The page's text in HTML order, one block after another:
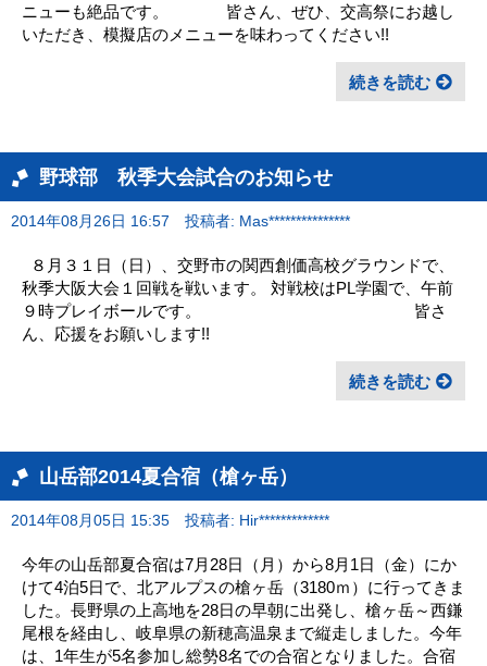
ニューも絶品です。 皆さん、ぜひ、交高祭にお越し
いただき、模擬店のメニューを味わってください!!
続きを読む
野球部 秋季大会試合のお知らせ
2014年08月26日 16:57 投稿者: Mas***************
８月３１日（日）、交野市の関西創価高校グラウンドで、
秋季大阪大会１回戦を戦います。 対戦校はPL学園で、午前
９時プレイボールです。 皆さ
ん、応援をお願いします!!
続きを読む
山岳部2014夏合宿（槍ヶ岳）
2014年08月05日 15:35 投稿者: Hir*************
今年の山岳部夏合宿は7月28日（月）から8月1日（金）にか
けて4泊5日で、北アルプスの槍ヶ岳（3180ｍ）に行ってきま
した。長野県の上高地を28日の早朝に出発し、槍ヶ岳～西鎌
尾根を経由し、岐阜県の新穂高温泉まで縦走しました。今年
は、1年生が5名参加し総勢8名での合宿となりました。合宿